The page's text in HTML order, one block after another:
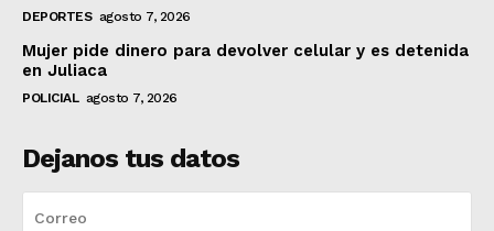
DEPORTES agosto 7, 2026
Mujer pide dinero para devolver celular y es detenida
en Juliaca
POLICIAL agosto 7, 2026
Dejanos tus datos